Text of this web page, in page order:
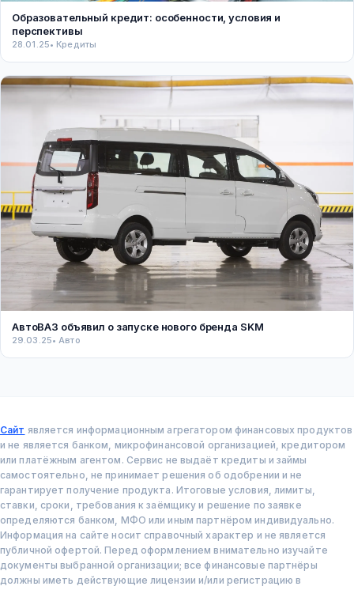
Образовательный кредит: особенности, условия и
перспективы
28.01.25• Кредиты
АвтоВАЗ объявил о запуске нового бренда SKM
29.03.25• Авто
Сайт является информационным агрегатором финансовых продуктов
и не является банком, микрофинансовой организацией, кредитором
или платёжным агентом. Сервис не выдаёт кредиты и займы
самостоятельно, не принимает решения об одобрении и не
гарантирует получение продукта. Итоговые условия, лимиты,
ставки, сроки, требования к заёмщику и решение по заявке
определяются банком, МФО или иным партнёром индивидуально.
Информация на сайте носит справочный характер и не является
публичной офертой. Перед оформлением внимательно изучайте
документы выбранной организации; все финансовые партнёры
должны иметь действующие лицензии и/или регистрацию в